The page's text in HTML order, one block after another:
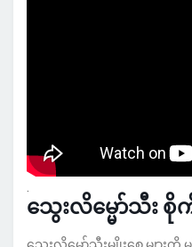
.
သွေးလိမ္မော်သီး စိုက်